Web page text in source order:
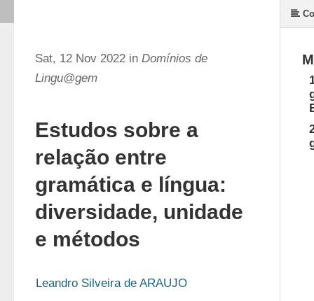
Sat, 12 Nov 2022 in Domínios de
Lingu@gem
Estudos sobre a
relação entre
gramática e língua:
diversidade, unidade
e métodos
Leandro Silveira de ARAUJO